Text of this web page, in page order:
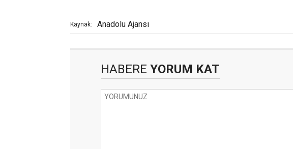
Kaynak: Anadolu Ajansı
HABERE YORUM KAT